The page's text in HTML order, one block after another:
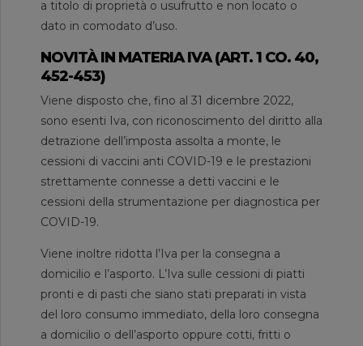
a titolo di proprietà o usufrutto e non locato o
dato in comodato d’uso.
NOVITÀ IN MATERIA IVA (ART. 1 CO. 40,
452-453)
Viene disposto che, fino al 31 dicembre 2022,
sono esenti Iva, con riconoscimento del diritto alla
detrazione dell’imposta assolta a monte, le
cessioni di vaccini anti COVID-19 e le prestazioni
strettamente connesse a detti vaccini e le
cessioni della strumentazione per diagnostica per
COVID-19.
Viene inoltre ridotta l’Iva per la consegna a
domicilio e l’asporto. L’Iva sulle cessioni di piatti
pronti e di pasti che siano stati preparati in vista
del loro consumo immediato, della loro consegna
a domicilio o dell’asporto oppure cotti, fritti o